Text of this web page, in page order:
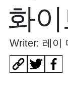
화
Writer: 레이